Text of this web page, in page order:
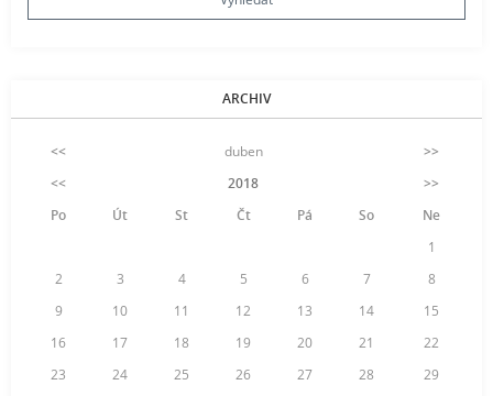
ARCHIV
<< duben
>>
<<
2018
>>
Po
Út St Čt Pá So
Ne
1
2
3 4 5 6 7
8
9
10 11 12 13 14
15
16
17 18 19 20 21
22
23
24 25 26 27 28
29